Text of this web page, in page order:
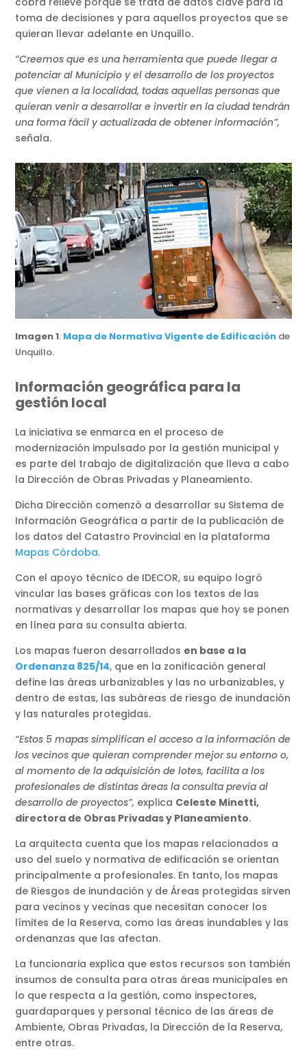
toma de decisiones y para aquellos proyectos que se
quieran llevar adelante en Unquillo.
“Creemos que es una herramienta que puede llegar a
potenciar al Municipio y el desarrollo de los proyectos
que vienen a la localidad, todas aquellas personas que
quieran venir a desarrollar e invertir en la ciudad tendrán
una forma fácil y actualizada de obtener información”,
señala.
Imagen 1. Mapa de Normativa Vigente de Edificación de
Unquillo.
Información geográfica para la
gestión local
La iniciativa se enmarca en el proceso de
modernización impulsado por la gestión municipal y
es parte del trabajo de digitalización que lleva a cabo
la Dirección de Obras Privadas y Planeamiento.
Dicha Dirección comenzó a desarrollar su Sistema de
Información Geográfica a partir de la publicación de
los datos del Catastro Provincial en la plataforma
Mapas Córdoba.
Con el apoyo técnico de IDECOR, su equipo logró
vincular las bases gráficas con los textos de las
normativas y desarrollar los mapas que hoy se ponen
en línea para su consulta abierta.
Los mapas fueron desarrollados en base a la
Ordenanza 825/14, que en la zonificación general
define las áreas urbanizables y las no urbanizables, y
dentro de estas, las subáreas de riesgo de inundación
y las naturales protegidas.
“Estos 5 mapas simplifican el acceso a la información de
los vecinos que quieran comprender mejor su entorno o,
al momento de la adquisición de lotes, facilita a los
profesionales de distintas áreas la consulta previa al
desarrollo de proyectos”, explica Celeste Minetti,
directora de Obras Privadas y Planeamiento.
La arquitecta cuenta que los mapas relacionados a
uso del suelo y normativa de edificación se orientan
principalmente a profesionales. En tanto, los mapas
de Riesgos de inundación y de Áreas protegidas sirven
para vecinos y vecinas que necesitan conocer los
límites de la Reserva, como las áreas inundables y las
ordenanzas que las afectan.
La funcionaria explica que estos recursos son también
insumos de consulta para otras áreas municipales en
lo que respecta a la gestión, como inspectores,
guardaparques y personal técnico de las áreas de
Ambiente, Obras Privadas, la Dirección de la Reserva,
entre otras.